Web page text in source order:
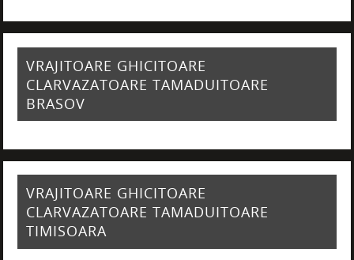
VRAJITOARE GHICITOARE
CLARVAZATOARE TAMADUITOARE
BRASOV
VRAJITOARE GHICITOARE
CLARVAZATOARE TAMADUITOARE
TIMISOARA